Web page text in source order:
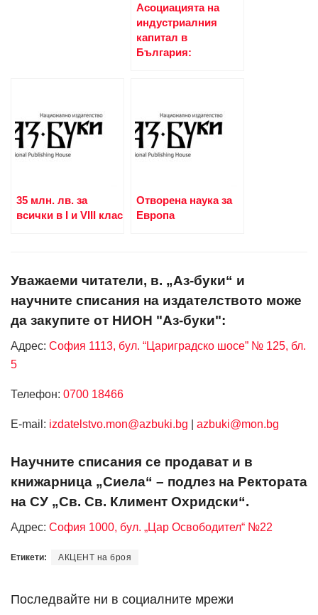
Асоциацията на
индустриалния
капитал в
България:
35 млн. лв. за
всички в I и VIII клас
Отворена наука за
Европа
Уважаеми читатели, в. „Аз-буки“ и
научните списания на издателството може
да закупите от НИОН "Аз-буки":
Адрес: София 1113, бул. “Цариградско шосе” № 125, бл.
5
Телефон: 0700 18466
Е-mail: izdatelstvo.mon@azbuki.bg azbuki@mon.bg
Научните списания се продават и в
книжарница „Сиела“ – подлез на Ректората
на СУ „Св. Св. Климент Охридски“.
Адрес: София 1000, бул. „Цар Освободител“ №22
Етикети: АКЦЕНТ на броя
Последвайте ни в социалните мрежи